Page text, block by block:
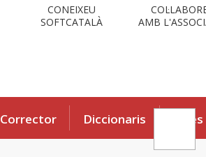
CONEIXEU
SOFTCATALÀ
AMB
Corrector Diccionaris Eines